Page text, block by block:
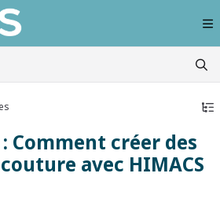
index at:
https://himacs-
pages before exploring further.
Comment créer des
avec HIMACS